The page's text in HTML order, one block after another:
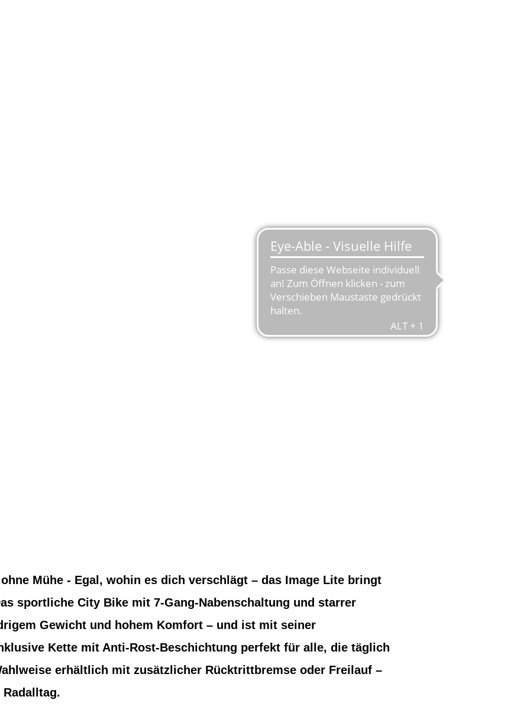
Mühe - Egal, wohin es dich verschlägt – das Image Lite bringt
sportliche City Bike mit 7-Gang-Nabenschaltung und starrer
Gewicht und hohem Komfort – und ist mit seiner
Kette mit Anti-Rost-Beschichtung perfekt für alle, die täglich
erhältlich mit zusätzlicher Rücktrittbremse oder Freilauf –